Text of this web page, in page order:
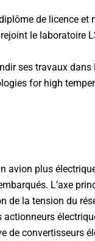
de licence et
le laboratoire
ses travaux dans
for high
avion plus
L’axe
de la tension du
actionneurs
de convertisseurs